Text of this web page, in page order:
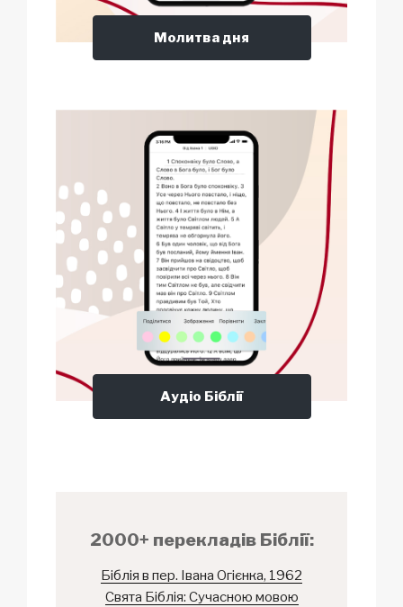
Молитва дня
Аудіо Біблії
2000+ перекладів Біблії:
Біблія в пер. Івана Огієнка, 1962
Свята Біблія: Сучасною мовою